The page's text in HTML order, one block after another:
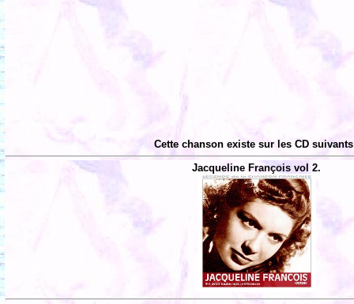
Cette chanson existe sur les CD
Jacqueline François vol 2.